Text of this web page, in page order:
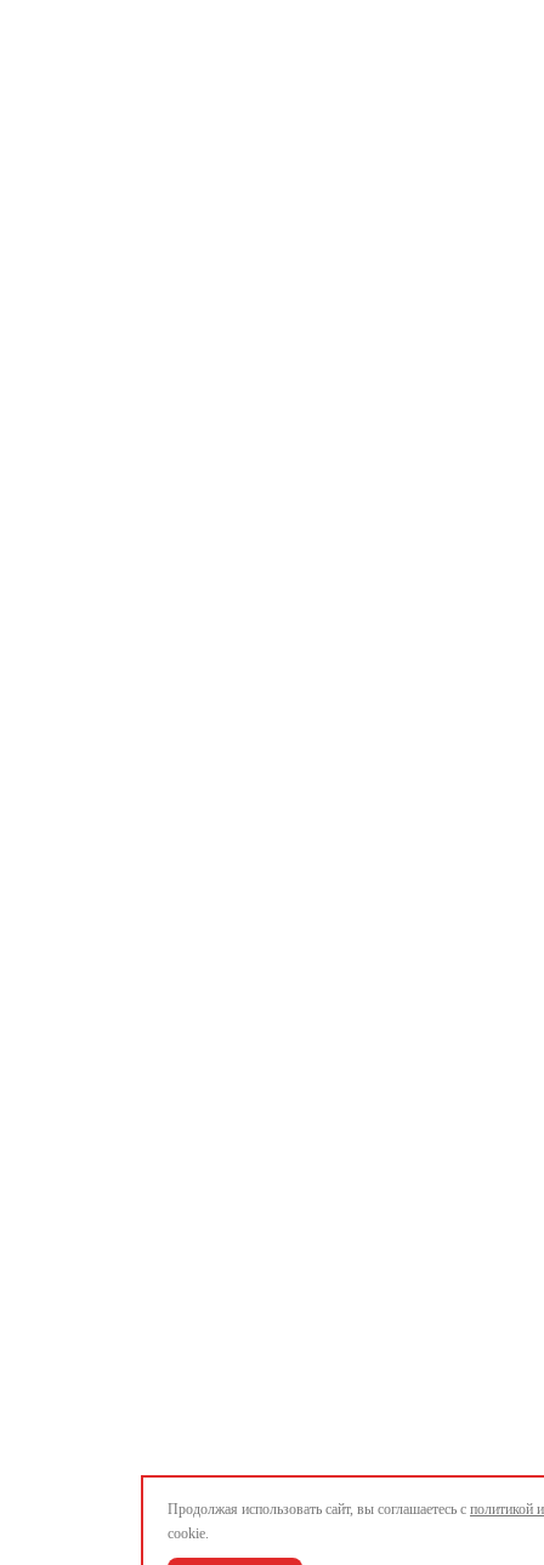
Продолжая использовать сайт, вы соглашаетесь с политикой
cookie.